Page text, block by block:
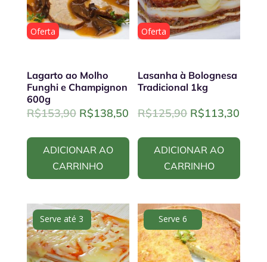
Oferta
Lagarto ao Molho
Funghi e Champignon
600g
R$153,90 Original
was:
R$153,90.
R$138,50Current
is:
R$138,50.
ADICIONAR AO
CARRINHO
Oferta
Lasanha à Bolognesa
Tradicional 1kg
R$125,90 Original
was:
R$125,90.
R$113,30
is:
ADICIONAR AO
CARRINHO
Serve até 3 Serve 6